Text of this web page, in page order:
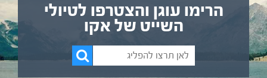
הרימו עוגן והצטרפו לטיולי
השייט של אקו